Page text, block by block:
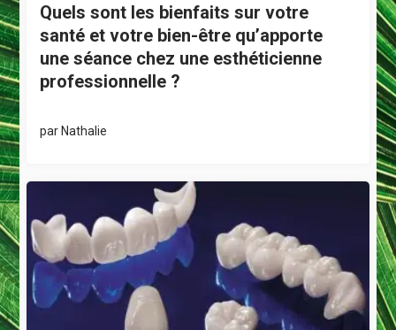
Quels sont les bienfaits sur votre
santé et votre bien-être qu’apporte
une séance chez une esthéticienne
professionnelle ?
par Nathalie